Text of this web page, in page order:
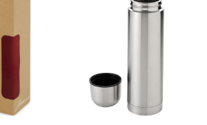
90% perdirbtas ir 10% nerūdijantis
plienas
500 ml